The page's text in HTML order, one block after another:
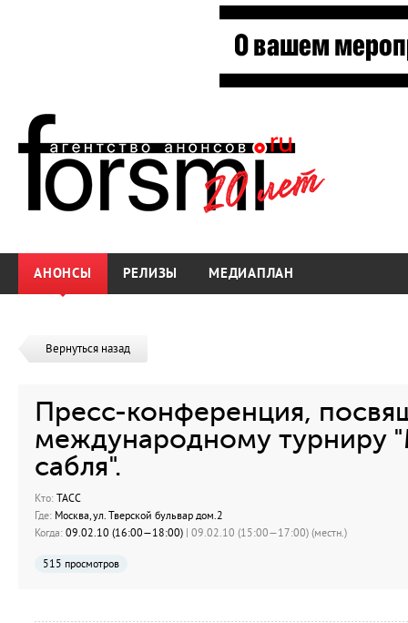
АНОНСЫ РЕЛИЗЫ МЕДИАПЛАН
Вернуться назад
Пресс-конференция,
международному турниру
сабля".
Кто: ТАСС
Где: Москва, ул. Тверской бульвар дом.2
Когда: 09.02.10 (16:00—18:00) | 09.02.10 (15:00—17:00) (местн.)
515 просмотров